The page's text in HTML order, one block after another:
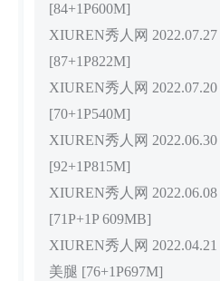
[84+1P600M]
XIUREN秀人网 2022.07.27
[87+1P822M]
XIUREN秀人网
[70+1P540M]
XIUREN秀人网 2022.06.30
[92+1P815M]
XIUREN秀人网 2022.06.08
[71P+1P 609MB]
XIUREN秀人网
美腿 [76+1P697M]